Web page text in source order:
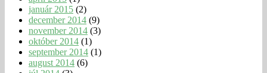
január 2015 (2)
december 2014 (9)
november 2014 (3)
október 2014 (1)
september 2014 (1)
august 2014 (6)